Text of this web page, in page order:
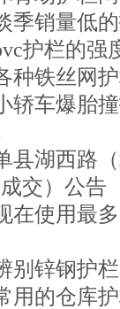
季销量低
护栏的强
种铁丝网
轿车爆胎
县湖西路
成交）公告
在使用最
别锌钢护
用的仓库